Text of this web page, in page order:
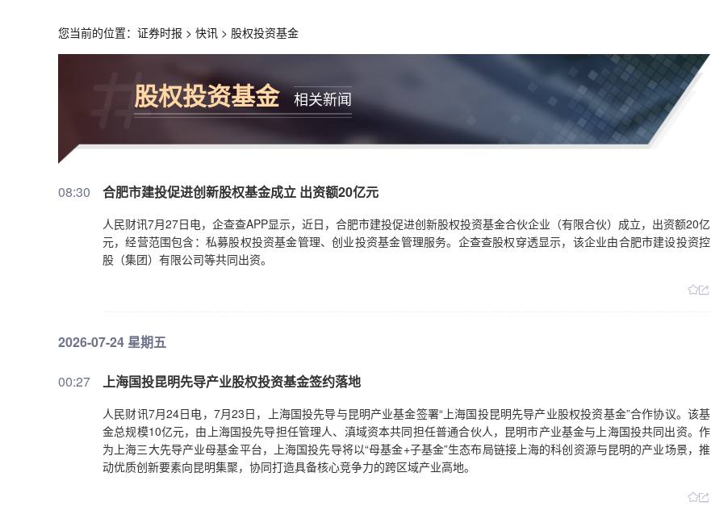
您当前的位置： 证券时报 > 快讯 > 股权投资基金
股权投资基金 相关新闻
08:30 合肥市建投促进创新股权基金成立 出资额20亿元
人民财讯7月27日电，企查查APP显示，近日，合肥市建投促进创新股权投资基金合伙企业（有限合伙）成立，出资额20亿
元，经营范围包含：私募股权投资基金管理、创业投资基金管理服务。企查查股权穿透显示，该企业由合肥市建设投资控
股（集团）有限公司等共同出资。
2026-07-24 星期五
00:27 上海国投昆明先导产业股权投资基金签约落地
人民财讯7月24日电，7月23日，上海国投先导与昆明产业基金签署“上海国投昆明先导产业股权投资基金”合作协议。该基
金总规模10亿元，由上海国投先导担任管理人、滇域资本共同担任普通合伙人，昆明市产业基金与上海国投共同出资。作
为上海三大先导产业母基金平台，上海国投先导将以“母基金+子基金”生态布局链接上海的科创资源与昆明的产业场景，推
动优质创新要素向昆明集聚，协同打造具备核心竞争力的跨区域产业高地。